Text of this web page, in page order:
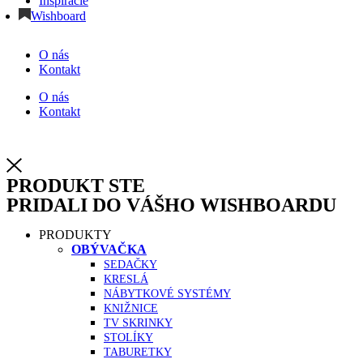
Wishboard
O nás
Kontakt
O nás
Kontakt
PRODUKT STE
PRIDALI DO VÁŠHO WISHBOARDU
PRODUKTY
OBÝVAČKA
SEDAČKY
KRESLÁ
NÁBYTKOVÉ SYSTÉMY
KNIŽNICE
TV SKRINKY
STOLÍKY
TABURETKY